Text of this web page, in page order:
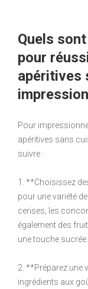
Quels
pour
apéritives
Pour
apéritives sans
suivre :
1. **Choisissez
pour une variété
cerises, les
également des
une touche sucrée.
2. **Préparez une
ingrédients aux